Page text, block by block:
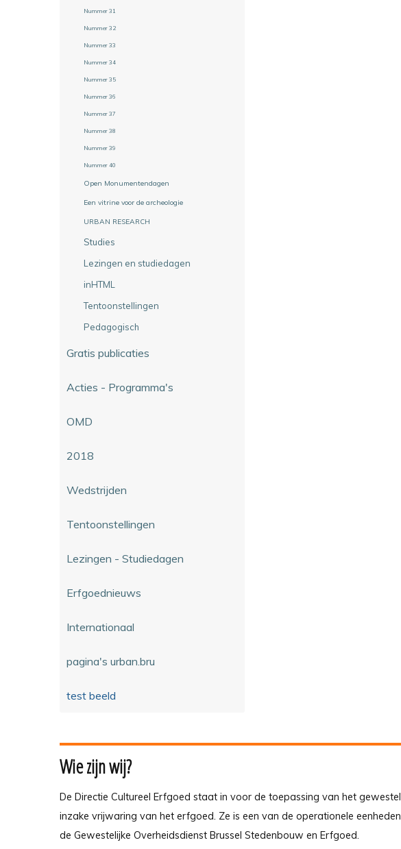
Nummer 31
Nummer 32
Nummer 33
Nummer 34
Nummer 35
Nummer 36
Nummer 37
Nummer 38
Nummer 39
Nummer 40
Open Monumentendagen
Een vitrine voor de archeologie
URBAN RESEARCH
Studies
Lezingen en studiedagen
inHTML
Tentoonstellingen
Pedagogisch
Gratis publicaties
Acties - Programma's
OMD
2018
Wedstrijden
Tentoonstellingen
Lezingen - Studiedagen
Erfgoednieuws
Internationaal
pagina's urban.bru
test beeld
Wie zijn wij?
De Directie Cultureel Erfgoed staat in voor de toepassing van het
inzake vrijwaring van het erfgoed. Ze is een van de operationele
de Gewestelijke Overheidsdienst Brussel Stedenbouw en Erfgoed.